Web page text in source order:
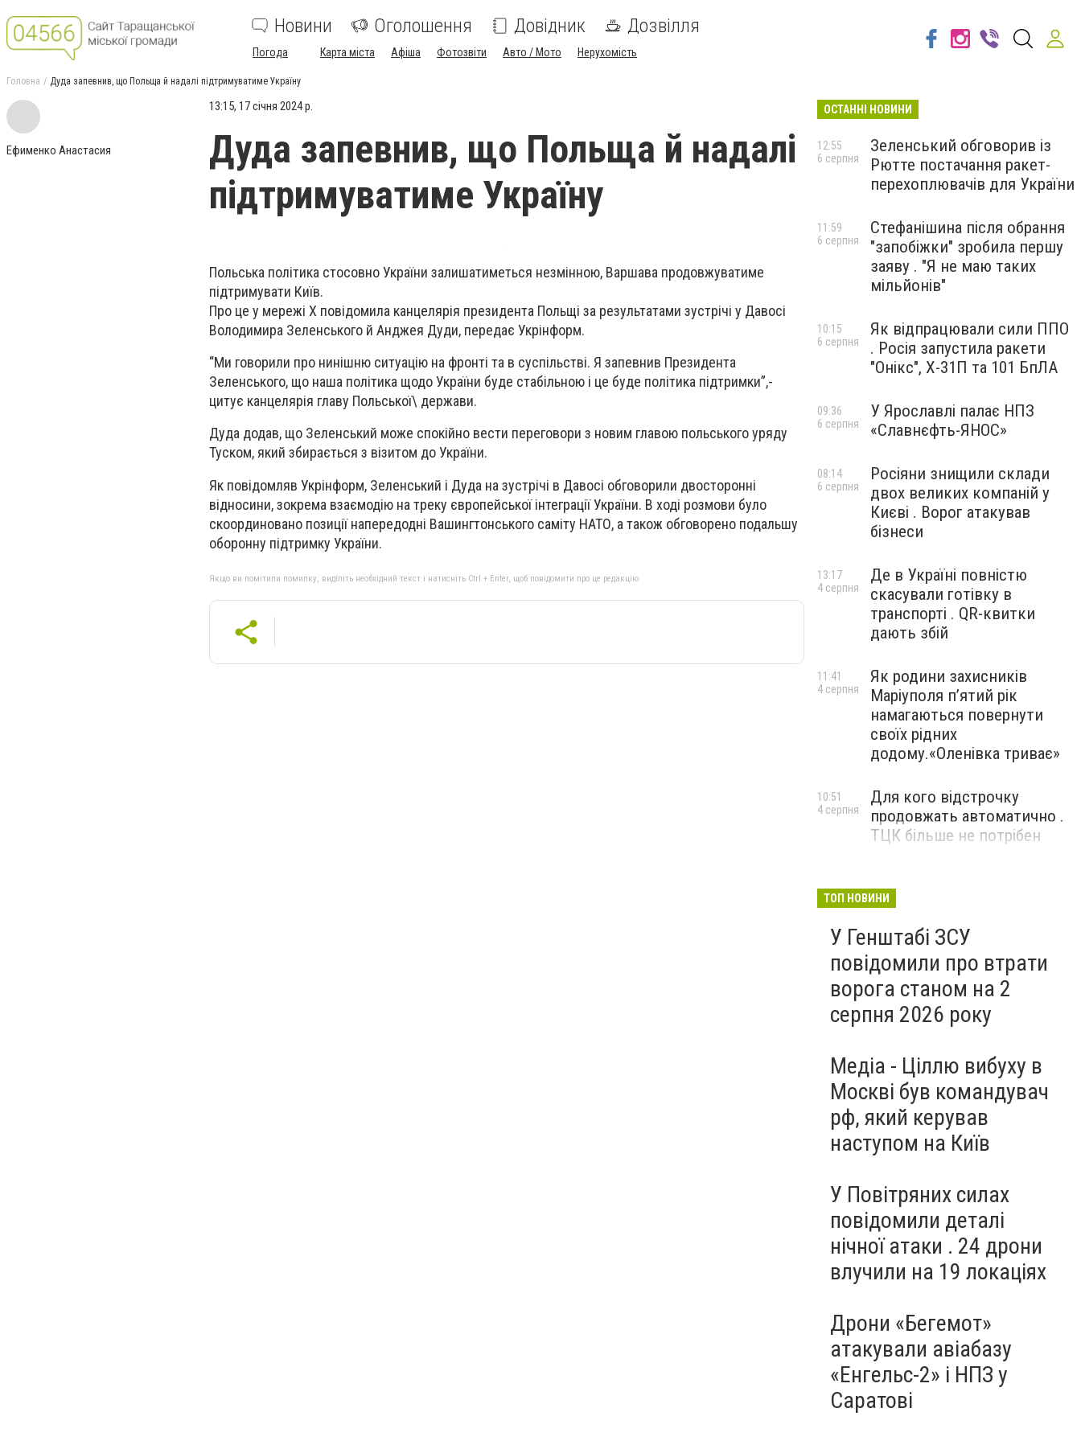
Новини Оголошення Довідник Дозвілля
Погода Карта міста Афіша Фотозвіти Авто / Мото Нерухомість
Головна Дуда запевнив, що Польща й надалі підтримуватиме Україну
Ефименко Анастасия
13:15, 17 січня 2024 р.
Дуда запевнив, що Польща й надалі
підтримуватиме Україну
Польська політика стосовно України залишатиметься незмінною, Варшава продовжуватиме
підтримувати Київ.
Про це у мережі X повідомила канцелярія президента Польщі за результатами зустрічі у Давосі
Володимира Зеленського й Анджея Дуди, передає Укрінформ.
“Ми говорили про нинішню ситуацію на фронті та в суспільстві. Я запевнив Президента
Зеленського, що наша політика щодо України буде стабільною і це буде політика підтримки”,-
цитує канцелярія главу Польської\ держави.
Дуда додав, що Зеленський може спокійно вести переговори з новим главою польського уряду
Туском, який збирається з візитом до України.
Як повідомляв Укрінформ, Зеленський і Дуда на зустрічі в Давосі обговорили двосторонні
відносини, зокрема взаємодію на треку європейської інтеграції України. В ході розмови було
скоординовано позиції напередодні Вашингтонського саміту НАТО, а також обговорено подальшу
оборонну підтримку України.
Якщо ви помітили помилку, виділіть необхідний текст і натисніть Ctrl + Enter, щоб повідомити про це редакцію
ОСТАННІ НОВИНИ
Зеленський обговорив із
Рютте постачання ракет-
перехоплювачів для України
12:55
6 серпня
Стефанішина після обрання
"запобіжки" зробила першу
заяву . "Я не маю таких
мільйонів"
11:59
6 серпня
Як відпрацювали сили ППО
. Росія запустила ракети
"Онікс", Х-31П та 101 БпЛА
10:15
6 серпня
У Ярославлі палає НПЗ
«Славнєфть-ЯНОС»
09:36
6 серпня
Росіяни знищили склади
двох великих компаній у
Києві . Ворог атакував
бізнеси
08:14
6 серпня
Де в Україні повністю
скасували готівку в
транспорті . QR-квитки
дають збій
13:17
4 серпня
Як родини захисників
Маріуполя пʼятий рік
намагаються повернути
своїх рідних
додому.«Оленівка триває»
11:41
4 серпня
Для кого відстрочку
продовжать автоматично .
ТЦК більше не потрібен
10:51
4 серпня
ТОП НОВИНИ
У Генштабі ЗСУ
повідомили про втрати
ворога станом на 2
серпня 2026 року
Медіа - Ціллю вибуху в
Москві був командувач
рф, який керував
наступом на Київ
У Повітряних силах
повідомили деталі
нічної атаки . 24 дрони
влучили на 19 локаціях
Дрони «Бегемот»
атакували авіабазу
«Енгельс-2» і НПЗ у
Саратові